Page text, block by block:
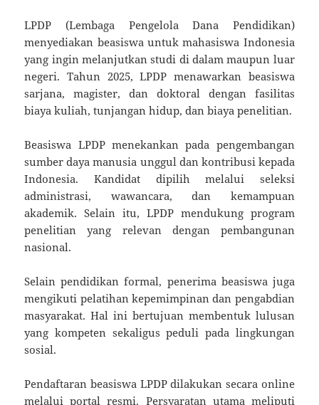
LPDP (Lembaga Pengelola Dana Pendidikan)
menyediakan beasiswa untuk mahasiswa Indonesia
yang ingin melanjutkan studi di dalam maupun luar
negeri. Tahun 2025, LPDP menawarkan beasiswa
sarjana, magister, dan doktoral dengan fasilitas
biaya kuliah, tunjangan hidup, dan biaya penelitian.
Beasiswa LPDP menekankan pada pengembangan
sumber daya manusia unggul dan kontribusi kepada
Indonesia. Kandidat dipilih melalui seleksi
administrasi, wawancara, dan kemampuan
akademik. Selain itu, LPDP mendukung program
penelitian yang relevan dengan pembangunan
nasional.
Selain pendidikan formal, penerima beasiswa juga
mengikuti pelatihan kepemimpinan dan pengabdian
masyarakat. Hal ini bertujuan membentuk lulusan
yang kompeten sekaligus peduli pada lingkungan
sosial.
Pendaftaran beasiswa LPDP dilakukan secara online
melalui portal resmi. Persyaratan utama meliputi